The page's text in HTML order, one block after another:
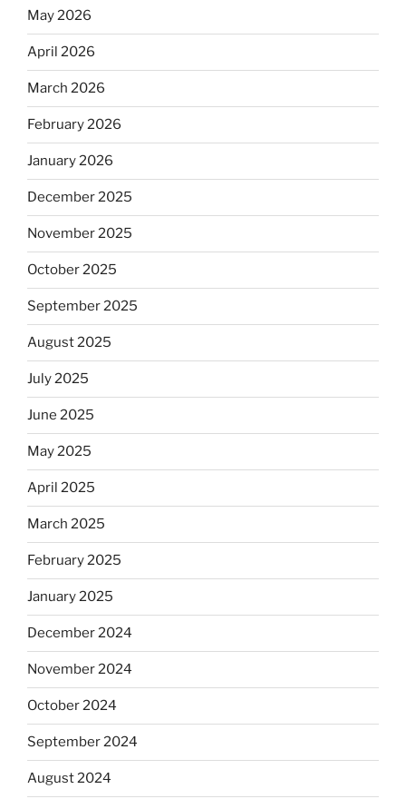
May 2026
April 2026
March 2026
February 2026
January 2026
December 2025
November 2025
October 2025
September 2025
August 2025
July 2025
June 2025
May 2025
April 2025
March 2025
February 2025
January 2025
December 2024
November 2024
October 2024
September 2024
August 2024